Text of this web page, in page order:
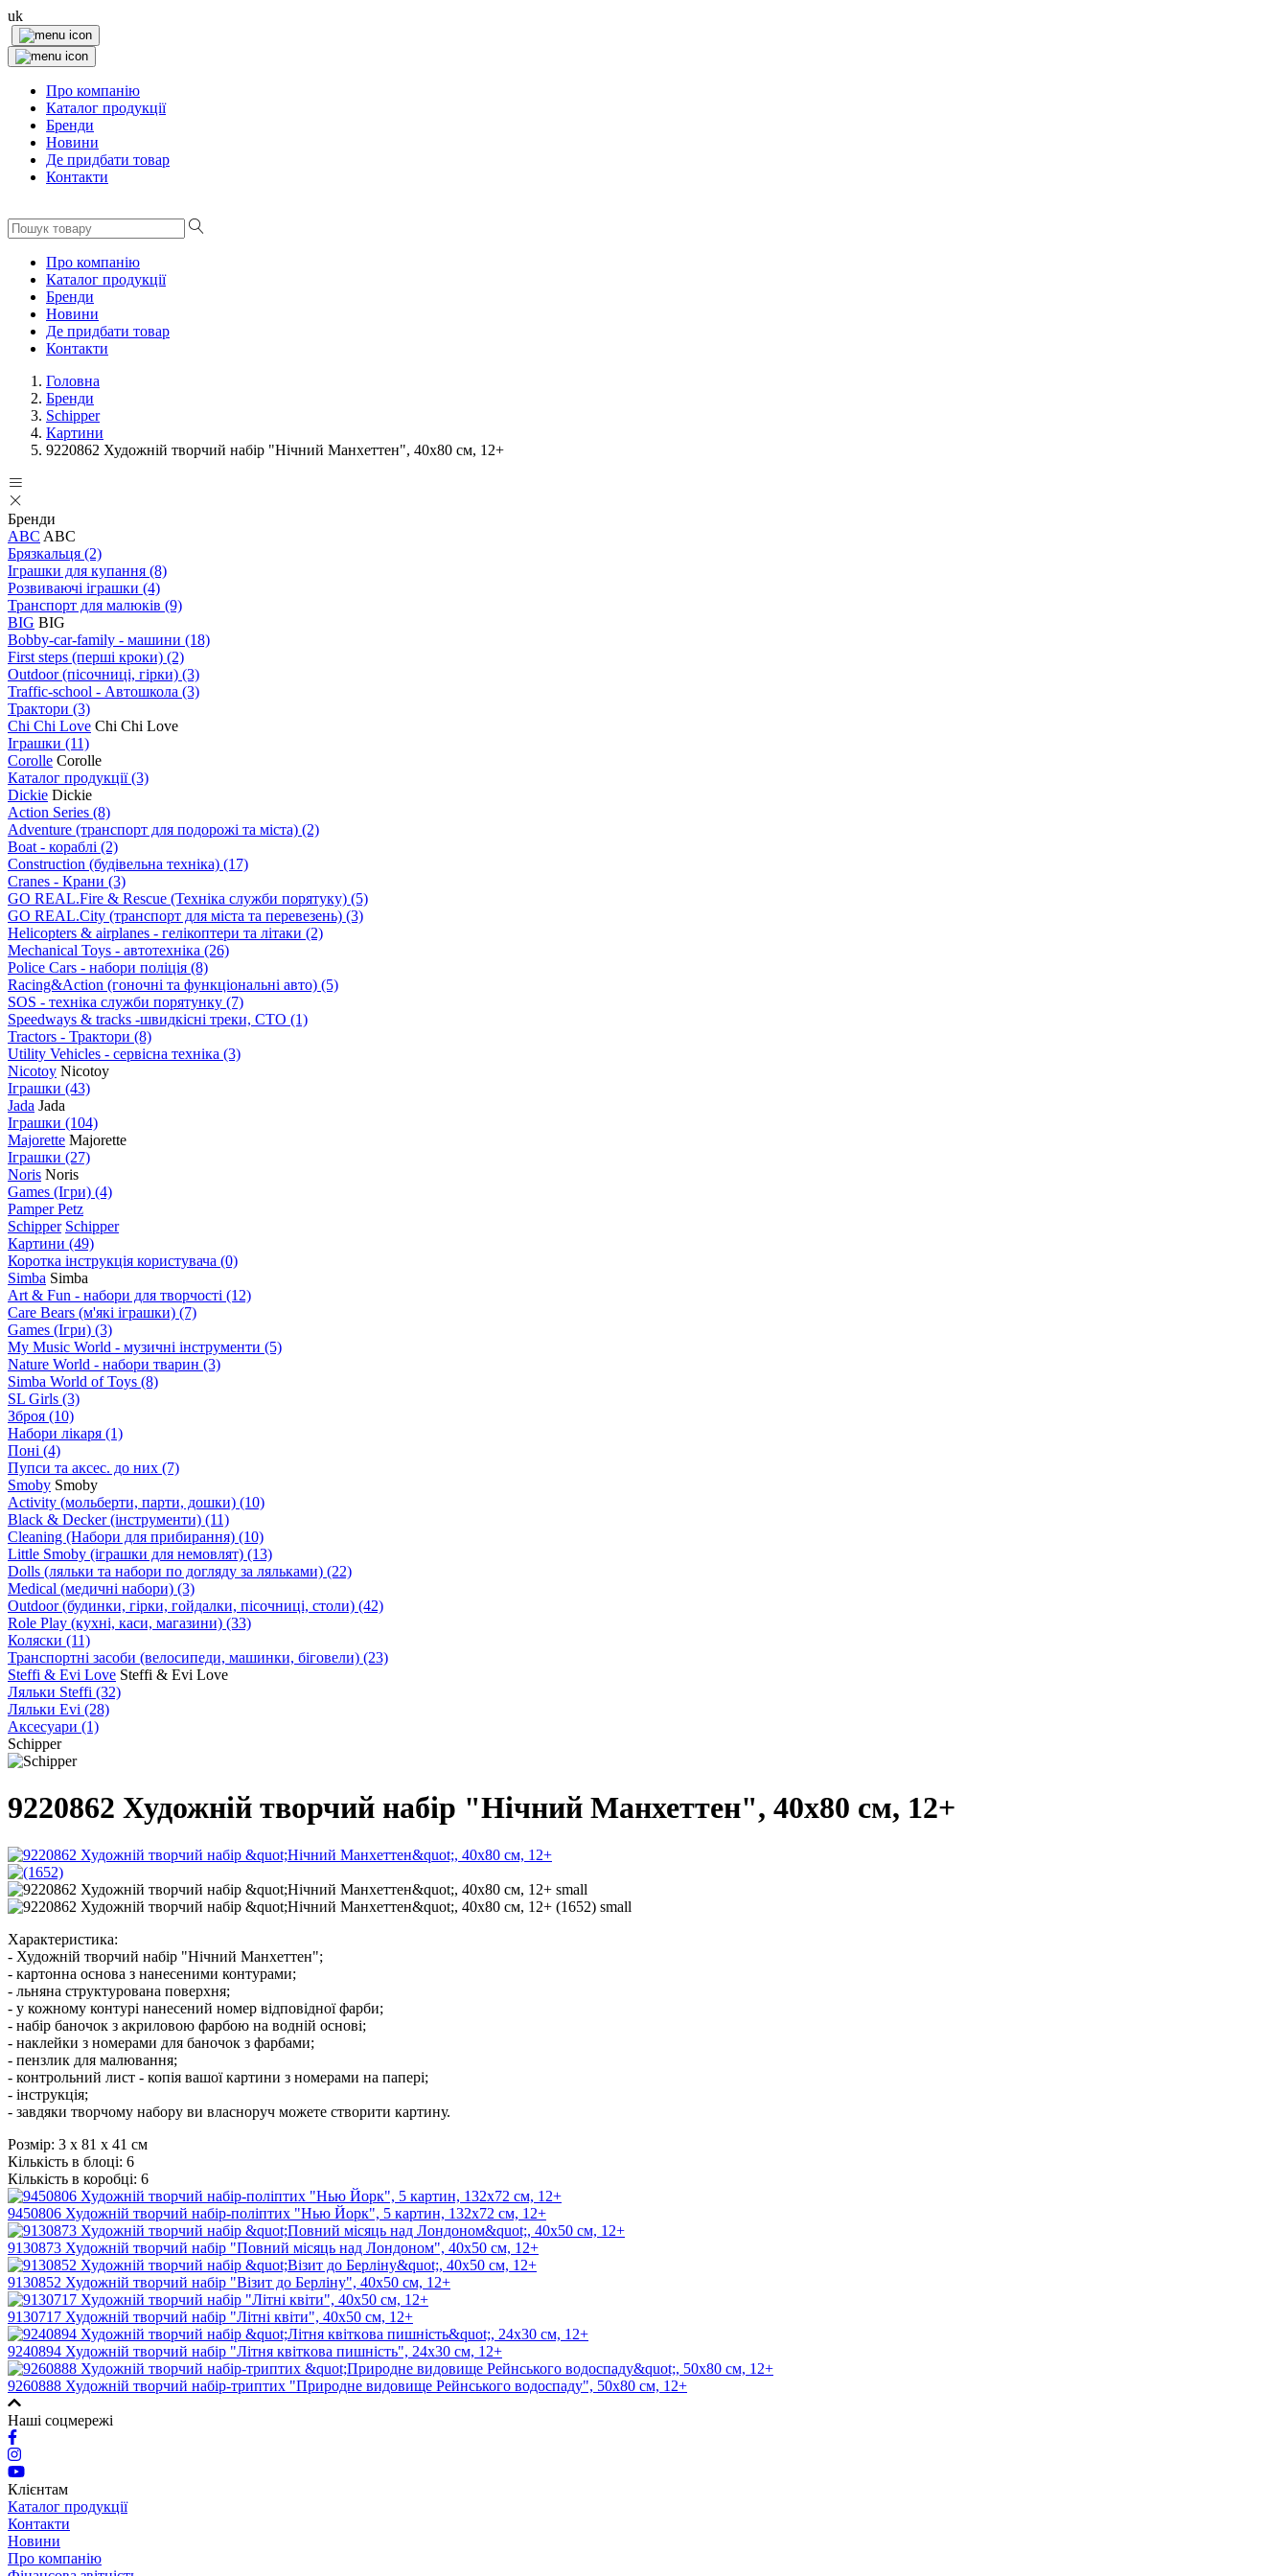
uk
Про компанію
Каталог продукції
Бренди
Новини
Де придбати товар
Контакти
Про компанію
Каталог продукції
Бренди
Новини
Де придбати товар
Контакти
Головна
Бренди
Schipper
Картини
9220862 Художній творчий набір "Нічний Манхеттен", 40х80 см, 12+
Бренди
ABC ABC
Брязкальця (2)
Іграшки для купання (8)
Розвиваючі іграшки (4)
Транспорт для малюків (9)
BIG BIG
Bobby-car-family - машини (18)
First steps (перші кроки) (2)
Outdoor (пісочниці, гірки) (3)
Traffic-school - Автошкола (3)
Трактори (3)
Chi Chi Love Chi Chi Love
Іграшки (11)
Corolle Corolle
Каталог продукції(3)
Dickie Dickie
Action Series (8)
Adventure (транспорт для подорожі та міста) (2)
Boat - кораблі (2)
Construction (будівельна техніка) (17)
Cranes - Крани (3)
GO REAL.Fire & Rescue (Техніка служби порятуку) (5)
GO REAL.City (транспорт для міста та перевезень) (3)
Helicopters & airplanes - гелікоптери та літаки (2)
Mechanical Toys - автотехніка (26)
Police Cars - набори поліція (8)
Racing&Action (гоночні та функціональні авто) (5)
SOS - техніка служби порятунку (7)
Speedways & tracks -швидкісні треки, СТО (1)
Tractors - Трактори (8)
Utility Vehicles - сервісна техніка (3)
Nicotoy Nicotoy
Іграшки (43)
Jada Jada
Іграшки (104)
Majorette Majorette
Іграшки (27)
Noris Noris
Games (Ігри) (4)
Pamper Petz
Schipper Schipper
Картини (49)
Коротка інструкція користувача (0)
Simba Simba
Art & Fun - набори для творчості (12)
Care Bears (м'які іграшки) (7)
Games (Ігри) (3)
My Music World - музичні інструменти (5)
Nature World - набори тварин (3)
Simba World of Toys (8)
SL Girls (3)
Зброя (10)
Набори лікаря (1)
Поні (4)
Пупси та аксес. до них (7)
Smoby Smoby
Аctivity (мольберти, парти, дошки) (10)
Black & Decker (інструменти) (11)
Cleaning (Набори для прибирання) (10)
Little Smoby (іграшки для немовлят) (13)
Dolls (ляльки та набори по догляду за ляльками) (22)
Medical (медичні набори) (3)
Outdoor (будинки, гірки, гойдалки, пісочниці, столи) (42)
Role Play (кухні, каси, магазини) (33)
Коляски (11)
Транспортні засоби (велосипеди, машинки, біговели) (23)
Steffi & Evi Love Steffi & Evi Love
Ляльки Steffi (32)
Ляльки Evi (28)
Аксесуари (1)
Schipper
9220862 Художній творчий набір "Нічний Манхеттен", 40х80 см, 12+
Характеристика:
- Художній творчий набір "Нічний Манхеттен";
- картонна основа з нанесеними контурами;
- льняна структурована поверхня;
- у кожному контурі нанесений номер відповідної фарби;
- набір баночок з акриловою фарбою на водній основі;
- наклейки з номерами для баночок з фарбами;
- пензлик для малювання;
- контрольний лист - копія вашої картини з номерами на папері;
- інструкція;
- завдяки творчому набору ви власноруч можете створити картину.
Розмір: 3 х 81 х 41 см
Кількість в блоці: 6
Кількість в коробці: 6
9450806 Художній творчий набір-поліптих "Нью Йорк", 5 картин, 132х72 см, 12+
9130873 Художній творчий набір "Повний місяць над Лондоном", 40х50 см, 12+
9130852 Художній творчий набір "Візит до Берліну", 40х50 см, 12+
9130717 Художній творчий набір "Літні квіти", 40х50 см, 12+
9240894 Художнiй творчий набiр "Лiтня квіткoвa пишнiсть", 24х30 см, 12+
9260888 Художній творчий набір-триптих "Природне видовище Рейнського водоспаду", 50х80 см, 12+
Наші соцмережі
Клієнтам
Каталог продукції
Контакти
Новини
Про компанію